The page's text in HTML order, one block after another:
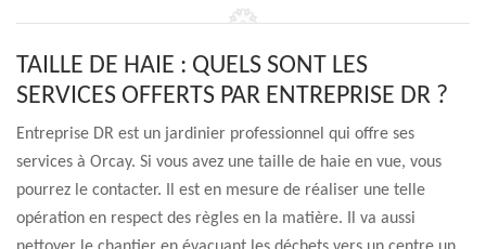
TAILLE DE HAIE : QUELS SONT LES
SERVICES OFFERTS PAR ENTREPRISE DR ?
Entreprise DR est un jardinier professionnel qui offre ses
services à Orcay. Si vous avez une taille de haie en vue, vous
pourrez le contacter. Il est en mesure de réaliser une telle
opération en respect des règles en la matière. Il va aussi